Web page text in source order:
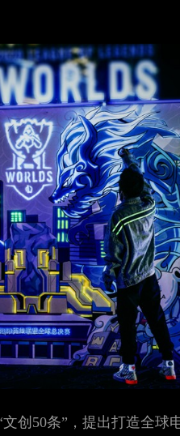
创50条”，提出打造全球